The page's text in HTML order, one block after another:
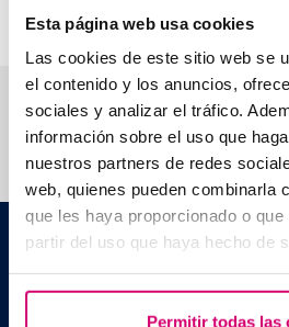
Esta página web usa cookies
Las cookies de este sitio web se
el contenido y los anuncios,
sociales y analizar el tráfico.
información sobre el uso que
nuestros partners de redes
web, quienes pueden combinarla
que les haya proporcionado o
partir del uso que haya hecho de
Permitir todas las
Ti aiutiamo a
Barcelona IVF
Edificio Planetarium
C./ Escoles Pies, 103. 08017 -